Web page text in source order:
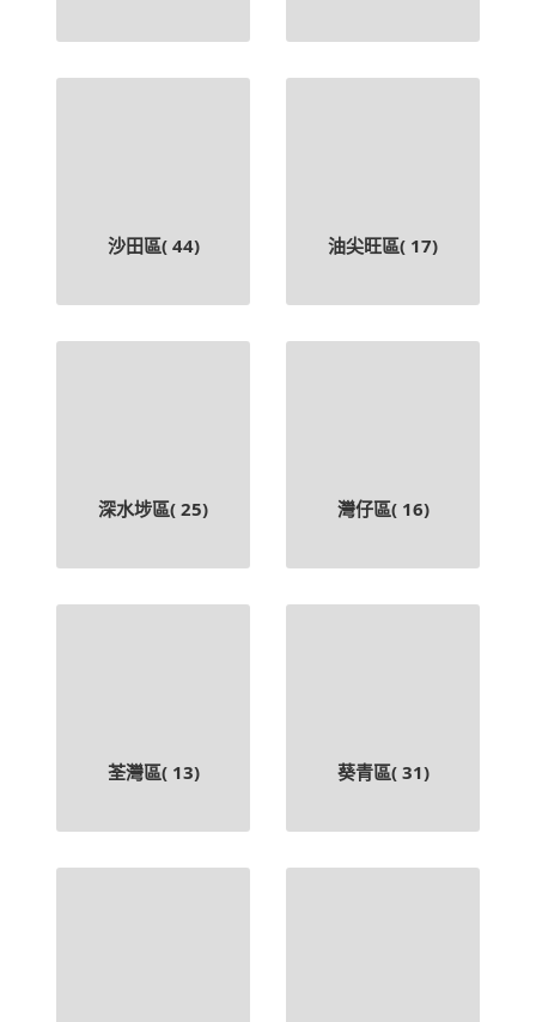
沙田區( 44) 油尖旺區( 17)
深水埗區( 25) 灣仔區( 16)
荃灣區( 13) 葵青區( 31)